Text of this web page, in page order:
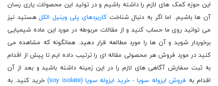
این حوزه کمک های لازم را داشته باشیم و در تولید این محصولات یاری رسان
آن ها باشیم. اما اگر به دنبال شناخت کاربردهای پلی وینیل الکلهستید نیز
می توانید روی ما حساب کنید و از مقالات مربوطه در مورد این ماده شیمیایی
برخوردار شوید و آن ها را مورد مطالعه قرار دهید. همانگونه که مشاهده می
کنید در مورد فروش هر محصولی مقاله ای را ترتیب داده ایم تا پیش از اقدام
به ثبت سفارش آگاهی های لازم را در این زمینه داشته باشید و بعد از آن
اقدام به فروش ایزوله سویا - خرید ایزوله سویا (soy isolate)
خرید کنید. به